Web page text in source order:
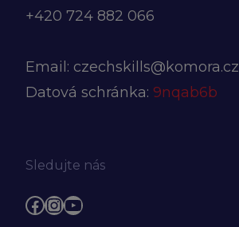
+420 724 882 066
Email: czechskills@komora.cz
Datová schránka: 9nqab6b
Sledujte nás
Facebook
Instagram
YouTube